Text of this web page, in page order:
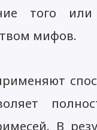
того
мифов.
В